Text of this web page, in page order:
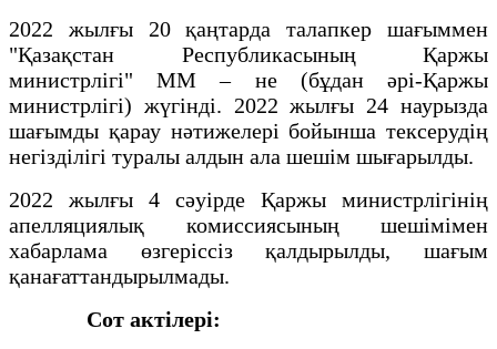
2022 жылғы 20 қаңтарда талапкер шағыммен
"Қазақстан Республикасының Қаржы
министрлігі" ММ – не (бұдан әрі-Қаржы
министрлігі) жүгінді. 2022 жылғы 24 наурызда
шағымды қарау нәтижелері бойынша тексерудің
негізділігі туралы алдын ала шешім шығарылды.
2022 жылғы 4 сәуірде Қаржы министрлігінің
апелляциялық комиссиясының шешімімен
хабарлама өзгеріссіз қалдырылды, шағым
қанағаттандырылмады.
Сот актілері: